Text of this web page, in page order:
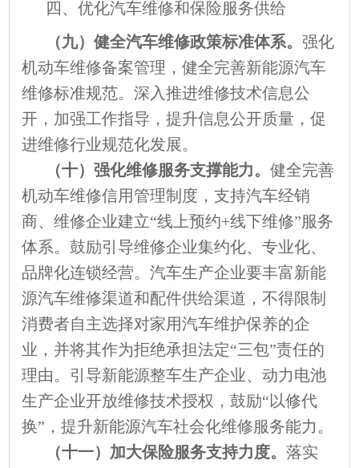
四、优化汽车维修和保险服务供给
（九）健全汽车维修政策标准体系。强化
机动车维修备案管理，健全完善新能源汽车
维修标准规范。深入推进维修技术信息公
开，加强工作指导，提升信息公开质量，促
进维修行业规范化发展。
（十）强化维修服务支撑能力。健全完善
机动车维修信用管理制度，支持汽车经销
商、维修企业建立“线上预约+线下维修”服务
体系。鼓励引导维修企业集约化、专业化、
品牌化连锁经营。汽车生产企业要丰富新能
源汽车维修渠道和配件供给渠道，不得限制
消费者自主选择对家用汽车维护保养的企
业，并将其作为拒绝承担法定“三包”责任的
理由。引导新能源整车生产企业、动力电池
生产企业开放维修技术授权，鼓励“以修代
换”，提升新能源汽车社会化维修服务能力。
（十一）加大保险服务支持力度。落实